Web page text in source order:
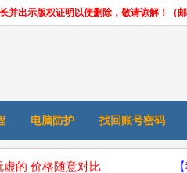
并出示版权证明以便删除，敬请谅解！（
电脑防护 找回账号密码
的 价格随意对比